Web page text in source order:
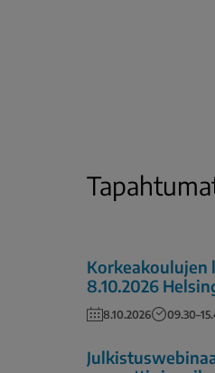
Korkeakoulujen
8.10.2026
8.10.2026